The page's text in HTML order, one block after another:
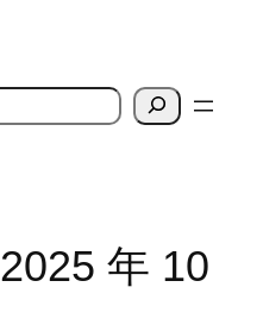
2025 年 10